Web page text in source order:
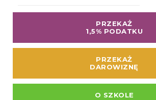
PRZEKAŻ
1,5% PODATKU
PRZEKAŻ
DAROWIZNĘ
O SZKOLE